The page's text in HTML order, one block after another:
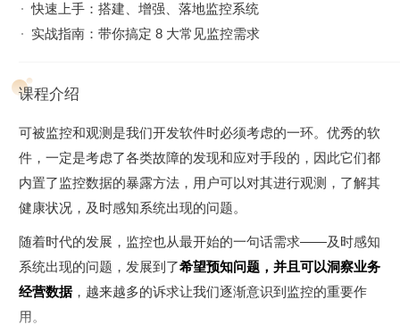
快速上手：搭建、增强、落地监控系统
实战指南：带你搞定 8 大常见监控需求
课程介绍
可被监控和观测是我们开发软件时必须考虑的一环。优秀的软
件，一定是考虑了各类故障的发现和应对手段的，因此它们都
内置了监控数据的暴露方法，用户可以对其进行观测，了解其
健康状况，及时感知系统出现的问题。
随着时代的发展，监控也从最开始的一句话需求——及时感知
系统出现的问题，发展到了希望预知问题，并且可以洞察业务
经营数据 ，越来越多的诉求让我们逐渐意识到监控的重要作
用。